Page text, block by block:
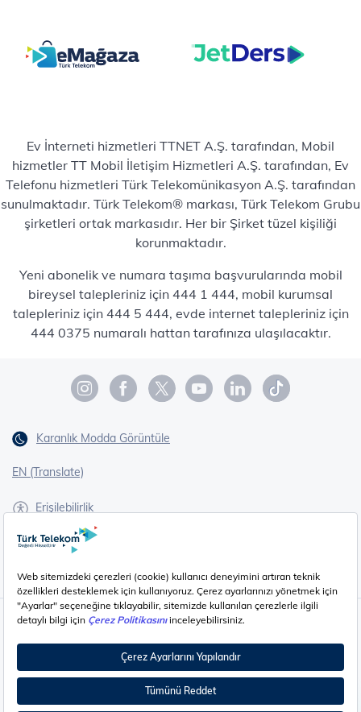
Ev İnterneti hizmetleri TTNET A.Ş. tarafından, Mobil
hizmetler TT Mobil İletişim Hizmetleri A.Ş. tarafından, Ev
Telefonu hizmetleri Türk Telekomünikasyon A.Ş. tarafından
sunulmaktadır. Türk Telekom® markası, Türk Telekom Grubu
şirketleri ortak markasıdır. Her bir Şirket tüzel kişiliği
korunmaktadır.
Yeni abonelik ve numara taşıma başvurularında mobil
bireysel talepleriniz için 444 1 444, mobil kurumsal
talepleriniz için 444 5 444, evde internet talepleriniz için
444 0375 numaralı hattan tarafınıza ulaşılacaktır.
Karanlık Modda Görüntüle
EN (Translate)
Erişilebilirlik
İşaret Dili Çevirisi
Çerez Ayarları